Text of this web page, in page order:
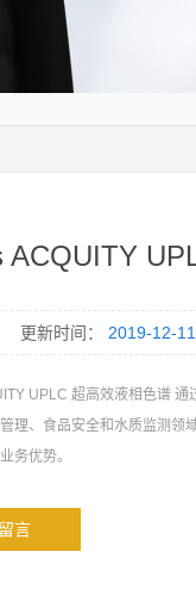
ACQUITY
更新时间： 2019-12-11
UPLC 超高效液相色谱
理、食品安全和水质监测领
务优势。
言